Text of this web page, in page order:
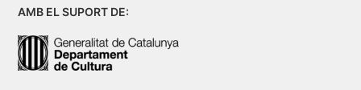
AMB EL SUPORT DE: